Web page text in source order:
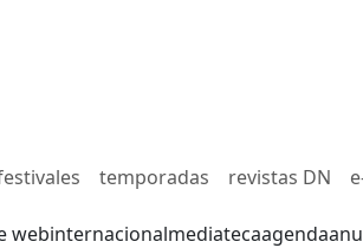
temporadas revistas DN
webinternacionalmediatecaagenda